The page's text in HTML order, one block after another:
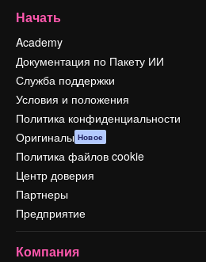
Начать
Academy
Документация по Пакету ИИ
Служба поддержки
Условия и положения
Политика конфиденциальности
Оригиналы Новое
Политика файлов cookie
Центр доверия
Партнеры
Предприятие
Компания